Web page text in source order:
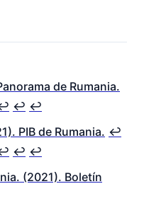
de Rumania.
↩︎ ↩︎
PIB de Rumania. ↩︎
↩︎ ↩︎
(2021). Boletín